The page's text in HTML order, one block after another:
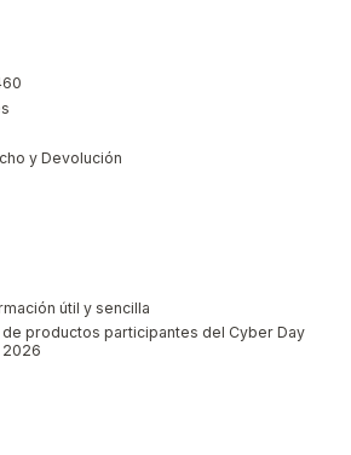
y Devolución
útil y sencilla
productos participantes del Cyber Day
2026